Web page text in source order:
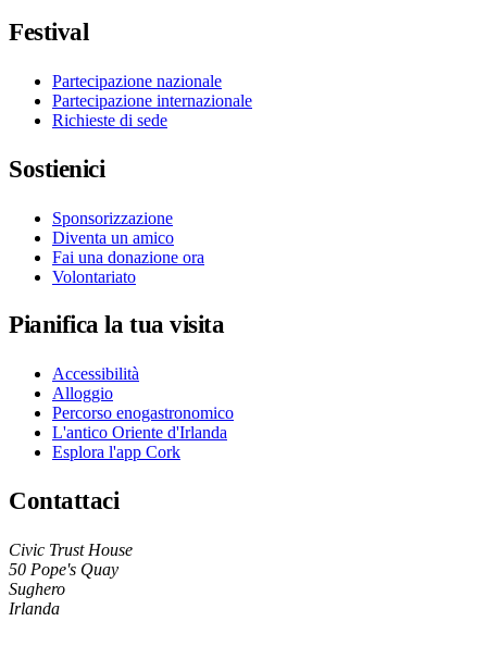
Festival
Partecipazione nazionale
Partecipazione internazionale
Richieste di sede
Sostienici
Sponsorizzazione
Diventa un amico
Fai una donazione ora
Volontariato
Pianifica la tua visita
Accessibilità
Alloggio
Percorso enogastronomico
L'antico Oriente d'Irlanda
Esplora l'app Cork
Contattaci
Civic Trust House
50 Pope's Quay
Sughero
Irlanda